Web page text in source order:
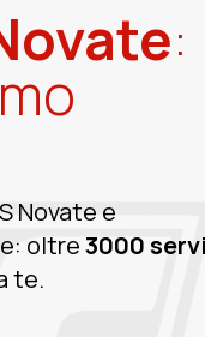
:
Novate e
oltre3000
te.